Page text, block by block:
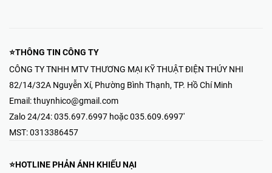
⭐THÔNG TIN CÔNG TY
CÔNG TY TNHH MTV THƯƠNG MẠI KỸ THUẬT ĐIỆN THÚY NHI
82/14/32A Nguyễn Xí, Phường Bình Thạnh, TP. Hồ Chí Minh
Email:thuynhico@gmail.com
Zalo 24/24:035.697.6997 hoặc 035.609.6997'
MST:0313386457
⭐HOTLINE PHẢN ÁNH KHIẾU NẠI